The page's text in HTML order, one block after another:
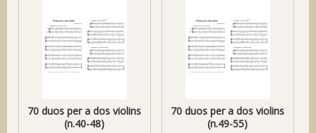
70 duos per a dos violins
(n.40-48)
70 duos per a dos violins
(n.49-55)